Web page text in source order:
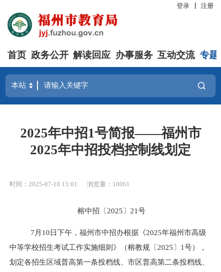
登录 注册
首页 政务公开 解读回应 办事服务 互动交流 专题
2025年中招1号简报——福州市
2025年中招投档控制线划定
时间：2025-07-10 15:01 浏览量：10061
榕中招 〔2025〕21号
7月 10日下午，福州市中招办根据《2025年福州市高级
中等学校招生考试工作实施细则》（榕教规 〔2025〕 1号）
，
划定各招生区域普高第一条投档线、市区普高第二条投档线、